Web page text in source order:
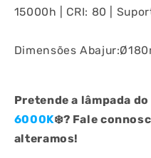
15000h | CRI: 80 |
Dimensões
Pretende a lâmpada
6000K❄️? Fale
alteramos!